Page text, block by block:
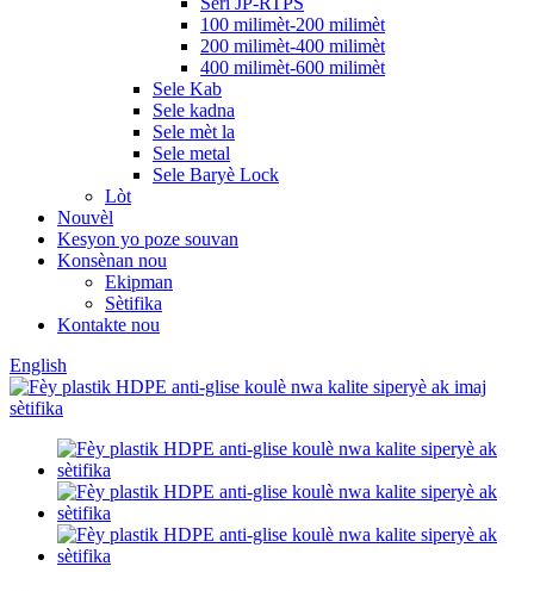
100 milimèt-200 milimèt
200 milimèt-400 milimèt
400 milimèt-600 milimèt
Sele Kab
Sele kadna
Sele mèt la
Sele metal
Sele Baryè Lock
Lòt
Nouvèl
Kesyon yo poze souvan
Konsènan nou
Ekipman
Sètifika
Kontakte nou
English